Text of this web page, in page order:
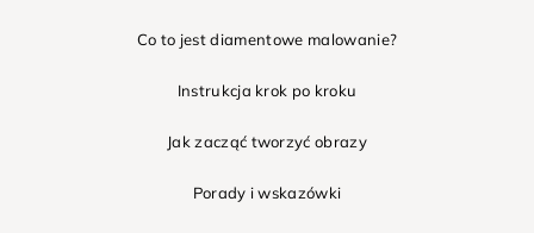
Co to jest diamentowe malowanie?
Instrukcja krok po kroku
Jak zacząć tworzyć obrazy
Porady i wskazówki